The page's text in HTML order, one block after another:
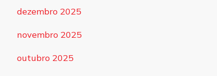
dezembro 2025
novembro 2025
outubro 2025